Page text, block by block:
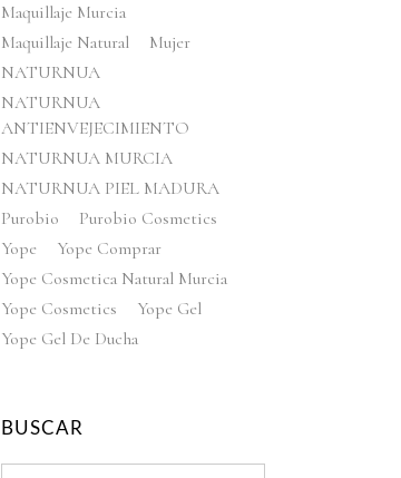
Maquillaje Murcia
Maquillaje Natural
Mujer
NATURNUA
NATURNUA
ANTIENVEJECIMIENTO
NATURNUA MURCIA
NATURNUA PIEL MADURA
Purobio
Purobio Cosmetics
Yope
Yope Comprar
Yope Cosmetica Natural Murcia
Yope Cosmetics
Yope Gel
Yope Gel De Ducha
BUSCAR